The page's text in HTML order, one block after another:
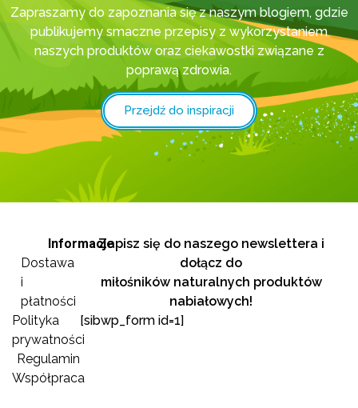
Zapraszamy do zapoznania się z naszym blogiem, gdzie
publikujemy smaczne przepisy z wykorzystaniem
naszych produktów oraz ciekawostki związane z
poprawą zdrowia.
Przejdź do inspiracji
Informacje
Dostawa
i
płatności
Polityka
prywatności
Regulamin
Współpraca
Zapisz się do naszego newslettera i
dołącz do
miłośników naturalnych produktów
nabiałowych!
[sibwp_form id=1]